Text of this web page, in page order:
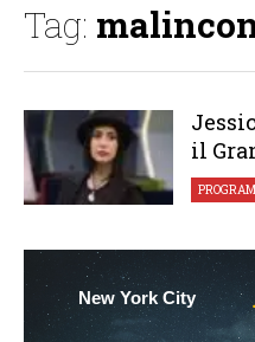
Tag:
il
New York City